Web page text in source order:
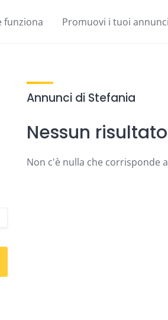
funziona Promuovi i tuoi annunci
Annunci di Stefania
Nessun risultato
Non c'è nulla che corrisponde